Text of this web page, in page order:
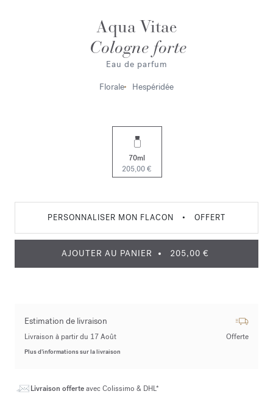
Aqua Vitae
Cologne forte
Eau de parfum
Florale
Hespéridée
70ml
205,00 €
PERSONNALISER MON FLACON • OFFERT
AJOUTER AU PANIER 205,00 €
Estimation de livraison
Livraison à partir du 17 Août Offerte
Plus d’informations sur la livraison
Livraison offerteavec Colissimo & DHL*